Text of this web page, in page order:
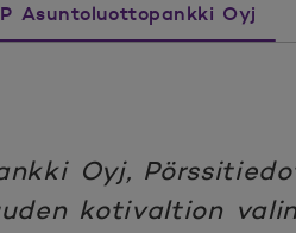
Asuntoluottopankki Oyj
Oyj,
kotivaltion